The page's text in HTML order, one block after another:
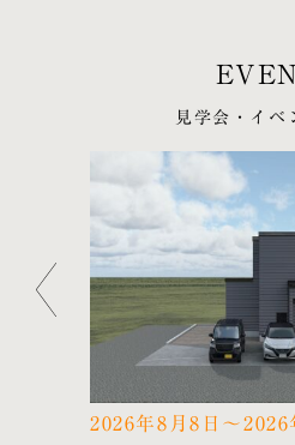
見学会・イベ
2026年8月8日～2026